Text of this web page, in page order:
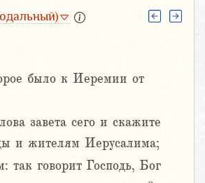
было к Иеремии от
завета сего и скажите
и жителям Иерусалима;
так говорит Господь, Бог